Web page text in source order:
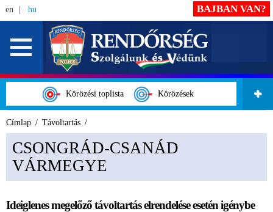
en hu
Körözési toplista Körözések
BAJBAN VAN?
Címlap Távoltartás
CSONGRÁD-CSANÁD
VÁRMEGYE
Ideiglenes megelőző távoltartás elrendelése esetén igénybe